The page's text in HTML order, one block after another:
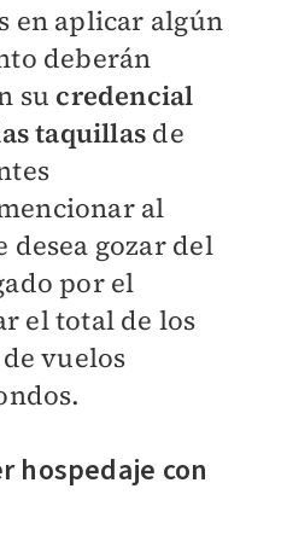
en aplicar algún
deberán
su credencial
taquillas de
al
desea gozar del
por el
el total de los
vuelos
hospedaje con